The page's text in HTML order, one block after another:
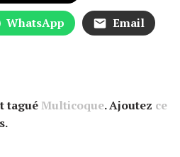
WhatsApp Email
taguéMulticoque. Ajoutez ce